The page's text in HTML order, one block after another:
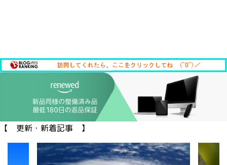
【 更新・新着記事 】